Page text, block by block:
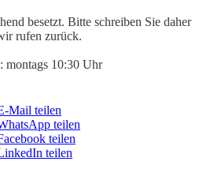
besetzt. Bitte schreiben Sie daher
rufen zurück.
montags 10:30 Uhr
Mail teilen
teilen
teilen
teilen